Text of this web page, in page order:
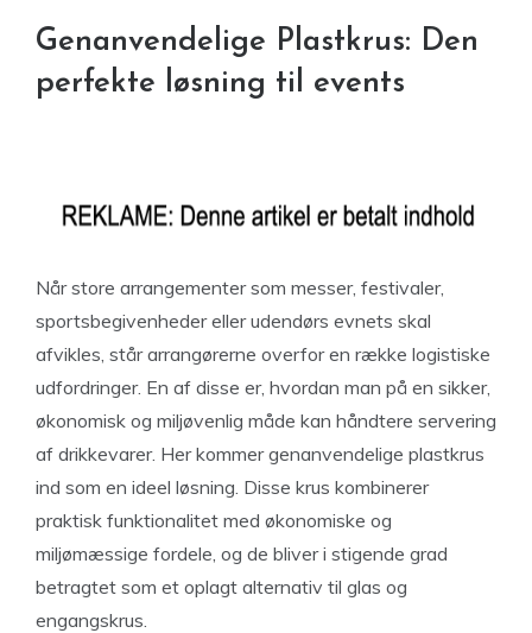
Genanvendelige Plastkrus: Den
perfekte løsning til events
Når store arrangementer som messer, festivaler,
sportsbegivenheder eller udendørs evnets skal
afvikles, står arrangørerne overfor en række logistiske
udfordringer. En af disse er, hvordan man på en sikker,
økonomisk og miljøvenlig måde kan håndtere servering
af drikkevarer. Her kommer genanvendelige plastkrus
ind som en ideel løsning. Disse krus kombinerer
praktisk funktionalitet med økonomiske og
miljømæssige fordele, og de bliver i stigende grad
betragtet som et oplagt alternativ til glas og
engangskrus.